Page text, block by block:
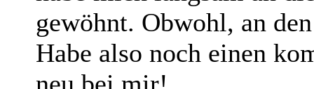
gewöhnt. Obwohl, an
Habe also noch einen